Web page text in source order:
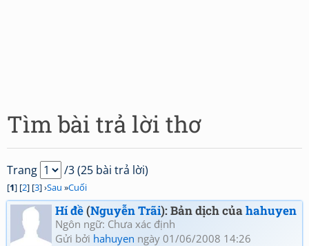
Tìm bài trả lời thơ
Trang /3 (25 bài trả lời)
[1] [2] [3] ›Sau »Cuối
Hí đề(Nguyễn Trãi): Bản dịch củahahuyen
Ngôn ngữ: Chưa xác định
Gửi bởi hahuyen ngày 01/06/2008 14:26